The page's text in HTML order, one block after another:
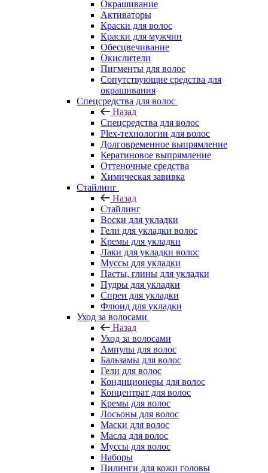
Окрашивание
Активаторы
Краски для волос
Краски для мужчин
Обесцвечивание
Окислители
Пигменты для волос
Сопутствующие средства для
окрашивания
Спецсредства для волос
Назад
Спецсредства для волос
Plex-технологии для волос
Долговременное выпрямление
Кератиновое выпрямление
Оттеночные средства
Химическая завивка
Стайлинг
Назад
Стайлинг
Воски для укладки
Гели для укладки волос
Кремы для укладки
Лаки для укладки волос
Муссы для укладки
Пасты, глины для укладки
Пудры для укладки
Спреи для укладки
Флюид для укладки
Уход за волосами
Назад
Уход за волосами
Ампулы для волос
Бальзамы для волос
Гели для волос
Кондиционеры для волос
Концентрат для волос
Кремы для волос
Лосьоны для волос
Маски для волос
Масла для волос
Муссы для волос
Наборы
Пилинги для кожи головы